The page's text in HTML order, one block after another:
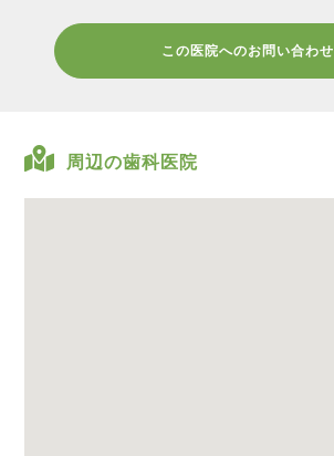
この医院へのお問い合わせ
周辺の歯科医院